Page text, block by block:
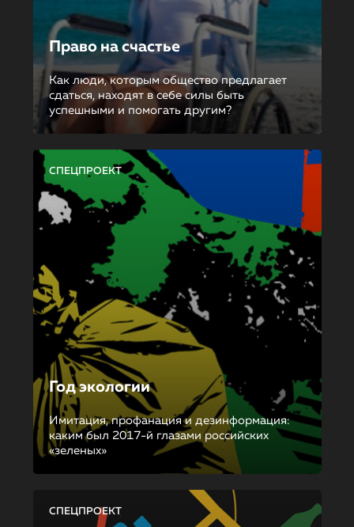
Право на счастье
Как люди, которым общество предлагает
сдаться, находят в себе силы быть
успешными и помогать другим?
СПЕЦПРОЕКТ
Год экологии
Имитация, профанация и дезинформация:
каким был 2017-й глазами российских
«зеленых»
СПЕЦПРОЕКТ